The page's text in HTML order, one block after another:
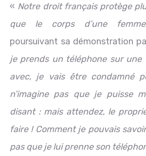
« Notre droit français protège
que le corps d’une
poursuivant sa démonstration
je prends un téléphone sur une
avec, je vais être condamné
n’imagine pas que je puisse
disant : mais attendez, le
faire ! Comment je pouvais
pas que je lui prenne son